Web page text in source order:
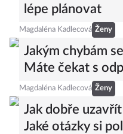
lépe plánovat
Magdaléna Kadlecová Ženy
Jakým chybám
Máte čekat s
Magdaléna Kadlecová Ženy
Jak dobře
Jaké otázky si